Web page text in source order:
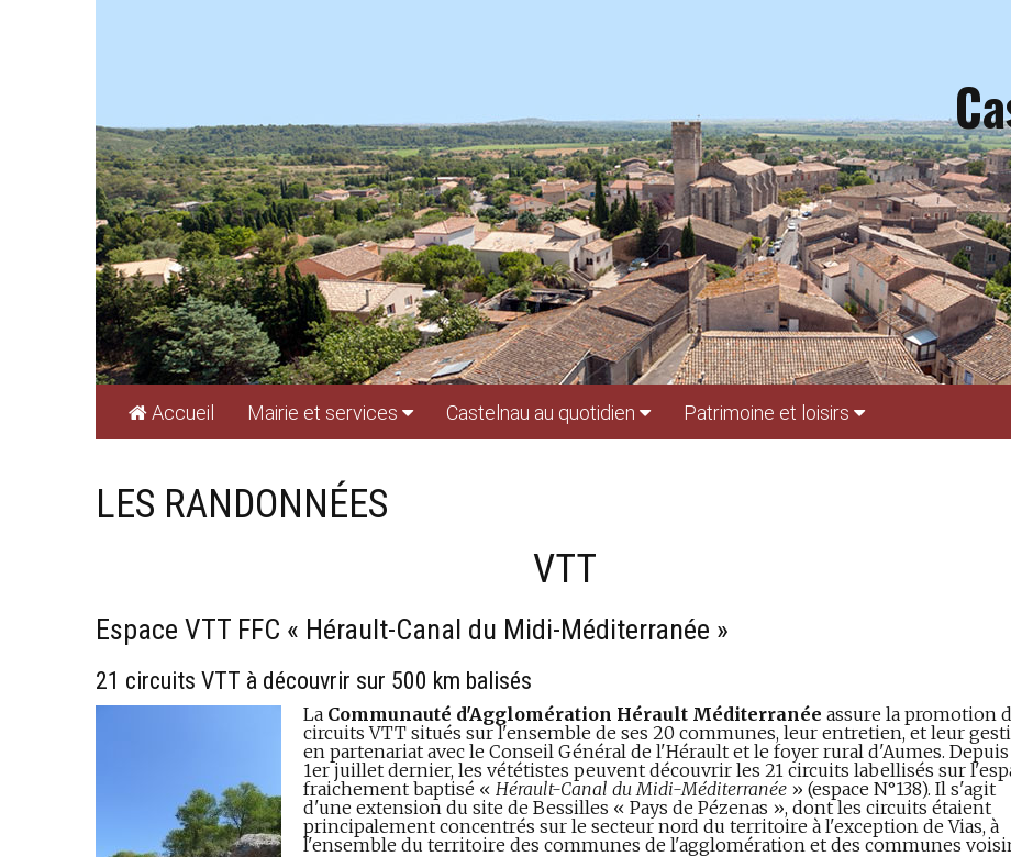
Accueil Mairie et services Castelnau au quotidien Patrimoine et loisirs
LES RANDONNÉES
VTT
Espace VTT FFC « Hérault-Canal du Midi-Méditerranée »
21 circuits VTT à découvrir sur 500 km balisés
La Communauté d'Agglomération Hérault Méditerranée assure la promotion
circuits VTT situés sur l'ensemble de ses 20 communes, leur entretien, et leur
en partenariat avec le Conseil Général de l'Hérault et le foyer rural d'Aumes.
1er juillet dernier, les vététistes peuvent découvrir les 21 circuits labellisés sur
fraichement baptisé « Hérault-Canal du Midi-Méditerranée » (espace N°138). Il s'agit
d'une extension du site de Bessilles « Pays de Pézenas », dont les circuits étaient
principalement concentrés sur le secteur nord du territoire à l'exception de Vias, à
l'ensemble du territoire des communes de l'agglomération et des communes